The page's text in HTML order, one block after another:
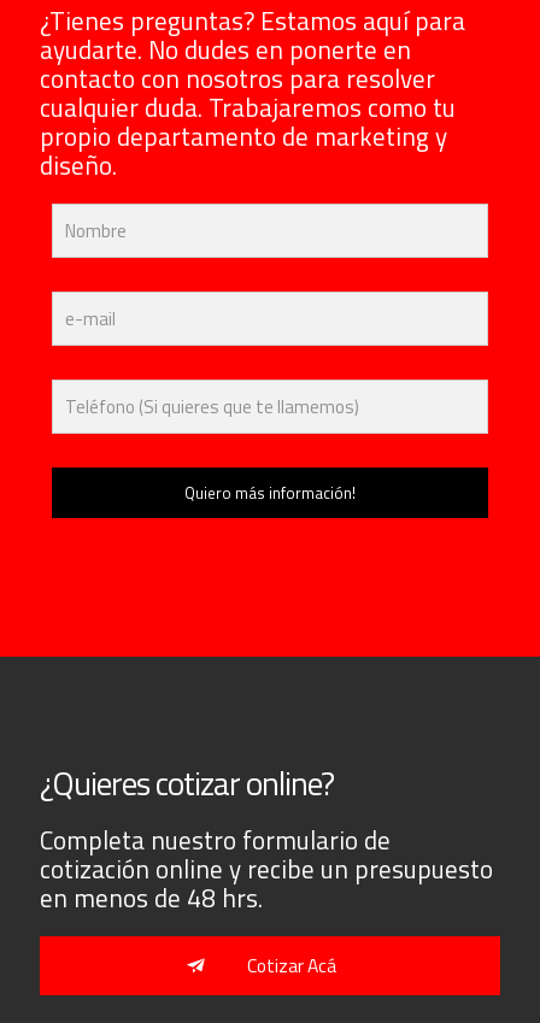
¿Tienes preguntas? Estamos aquí para
ayudarte. No dudes en ponerte en
contacto con nosotros para resolver
cualquier duda. Trabajaremos como tu
propio departamento de marketing y
diseño.
¿Quieres cotizar online?
Completa nuestro formulario de
cotización online y recibe un presupuesto
en menos de 48 hrs.
Cotizar Acá